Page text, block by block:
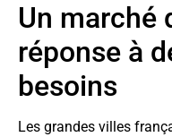
Un marché
réponse à
besoins
Les grandes villes